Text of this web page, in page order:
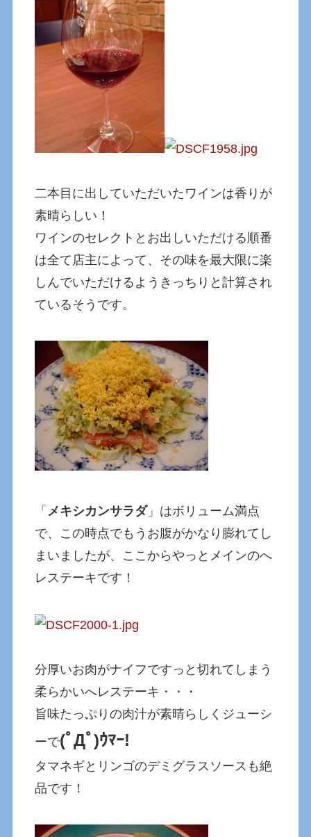
二本目に出していただいたワインは香りが
素晴らしい！
ワインのセレクトとお出しいただける順番
は全て店主によって、その味を最大限に楽
しんでいただけるようきっちりと計算され
ているそうです。
「 メキシカンサラダ」はボリューム満点
で、この時点でもうお腹がかなり膨れてし
まいましたが、ここからやっとメインのへ
レステーキです！
分厚いお肉がナイフですっと切れてしまう
柔らかいへレステーキ・・・
旨味たっぷりの肉汁が素晴らしくジューシ
ーで(ﾟДﾟ)ｳﾏｰ!
タマネギとリンゴのデミグラスソースも絶
品です！